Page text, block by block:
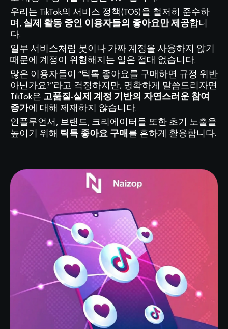
우리는 TikTok의 서비스 정책(TOS)을 철저히 준수하
며, 실제 활동 중인 이용자들의 좋아요만 제공합니
다.
일부 서비스처럼 봇이나 가짜 계정을 사용하지 않기
때문에 계정이 위험해지는 일은 절대 없습니다.
많은 이용자들이 “틱톡 좋아요를 구매하면 규정 위반
아닌가요?”라고 걱정하지만, 명확하게 말씀드리자면
TikTok은 고품질·실제 계정 기반의 자연스러운 참여
증가에 대해 제재하지 않습니다.
인플루언서, 브랜드, 크리에이터들 또한 초기 노출을
높이기 위해 틱톡 좋아요 구매를 흔하게 활용합니다.